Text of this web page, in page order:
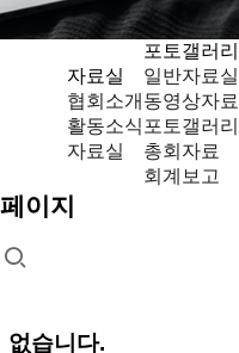
자료실
협회소개
활동소식
자료실
포토갤러리
일반자료실
동영상자료
포토갤러리
총회자료
회계보고
이지
없습니다.